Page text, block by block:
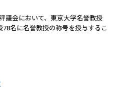
議会において、東京大学名誉教授
名に名誉教授の称号を授与するこ